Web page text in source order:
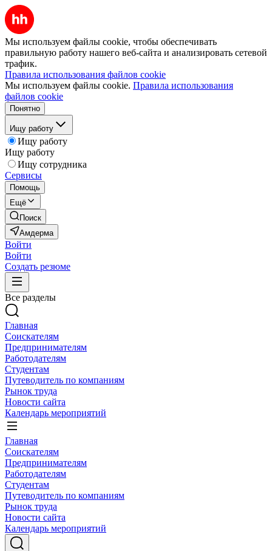
Мы используем файлы cookie, чтобы обеспечивать
правильную работу нашего веб-сайта и анализировать сетевой
трафик.
Правила использования файлов cookie
Мы используем файлы cookie. Правила использования
файлов cookie
Понятно
Ищу работу
Ищу работу
Ищу работу
Ищу сотрудника
Сервисы
Помощь
Ещё
Поиск
Амдерма
Войти
Войти
Создать резюме
Все разделы
Главная
Соискателям
Предпринимателям
Работодателям
Студентам
Путеводитель по компаниям
Рынок труда
Новости сайта
Календарь мероприятий
Главная
Соискателям
Предпринимателям
Работодателям
Студентам
Путеводитель по компаниям
Рынок труда
Новости сайта
Календарь мероприятий